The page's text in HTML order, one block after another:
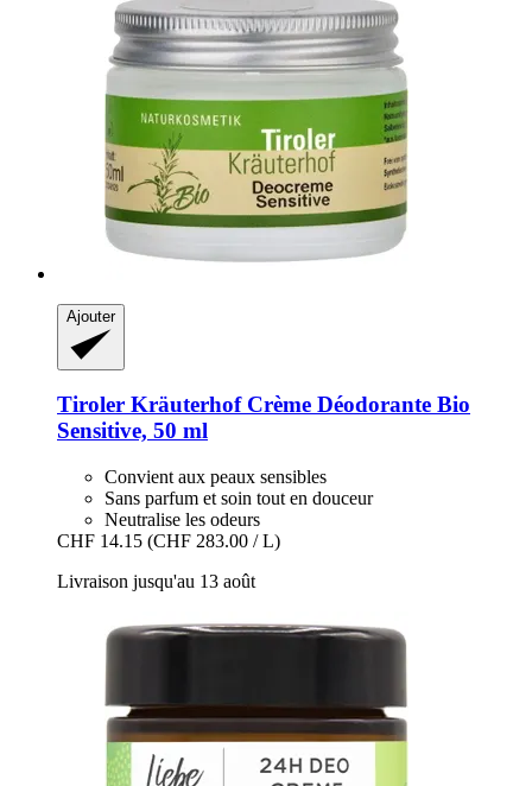
Ajouter
Tiroler KräuterhofCrème Déodorante Bio
Sensitive, 50 ml
Convient aux peaux sensibles
Sans parfum et soin tout en douceur
Neutralise les odeurs
CHF 14.15 (CHF 283.00 / L)
Livraison jusqu'au 13 août